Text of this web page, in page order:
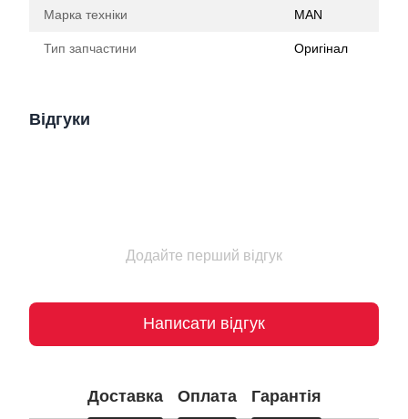
Марка техніки MAN
Тип запчастини Оригінал
Відгуки
Додайте перший відгук
Написати відгук
Доставка Оплата Гарантія